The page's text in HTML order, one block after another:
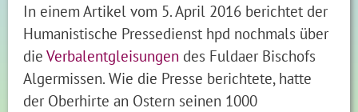
In einem Artikel vom 5. April 2016 berichtet der
Humanistische Pressedienst hpd nochmals über
dieVerbalentgleisungen des Fuldaer Bischofs
Algermissen. Wie die Presse berichtete, hatte
der Oberhirte an Ostern seinen 1000